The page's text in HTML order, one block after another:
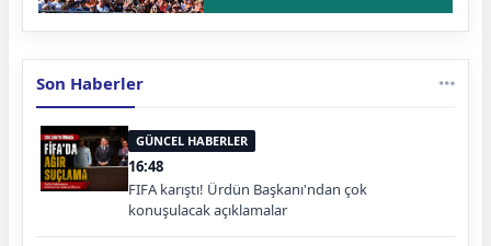
Son Haberler
GÜNCEL HABERLER
16:48
FIFA karıştı! Ürdün Başkanı'ndan çok
konuşulacak açıklamalar